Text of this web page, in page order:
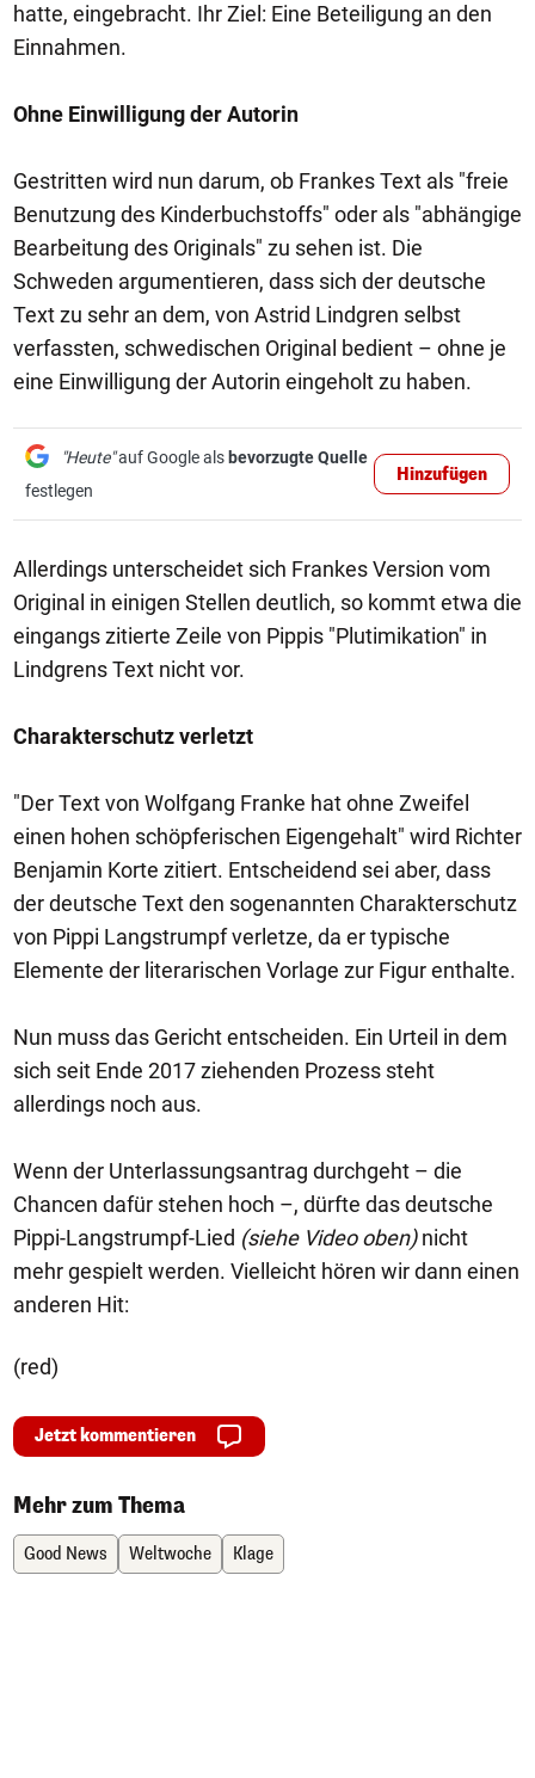
hatte, eingebracht. Ihr Ziel: Eine Beteiligung an den
Einnahmen.
Ohne Einwilligung der Autorin
Gestritten wird nun darum, ob Frankes Text als "freie
Benutzung des Kinderbuchstoffs" oder als "abhängige
Bearbeitung des Originals" zu sehen ist. Die
Schweden argumentieren, dass sich der deutsche
Text zu sehr an dem, von Astrid Lindgren selbst
verfassten, schwedischen Original bedient – ohne je
eine Einwilligung der Autorin eingeholt zu haben.
"Heute"auf Google als bevorzugte Quelle
festlegen
Hinzufügen
Allerdings unterscheidet sich Frankes Version vom
Original in einigen Stellen deutlich, so kommt etwa die
eingangs zitierte Zeile von Pippis "Plutimikation" in
Lindgrens Text nicht vor.
Charakterschutz verletzt
"Der Text von Wolfgang Franke hat ohne Zweifel
einen hohen schöpferischen Eigengehalt" wird Richter
Benjamin Korte zitiert. Entscheidend sei aber, dass
der deutsche Text den sogenannten Charakterschutz
von Pippi Langstrumpf verletze, da er typische
Elemente der literarischen Vorlage zur Figur enthalte.
Nun muss das Gericht entscheiden. Ein Urteil in dem
sich seit Ende 2017 ziehenden Prozess steht
allerdings noch aus.
Wenn der Unterlassungsantrag durchgeht – die
Chancen dafür stehen hoch –, dürfte das deutsche
Pippi-Langstrumpf-Lied (siehe Video oben)nicht
mehr gespielt werden. Vielleicht hören wir dann einen
anderen Hit:
(red)
Jetzt kommentieren
Mehr zum Thema
Good News Weltwoche Klage